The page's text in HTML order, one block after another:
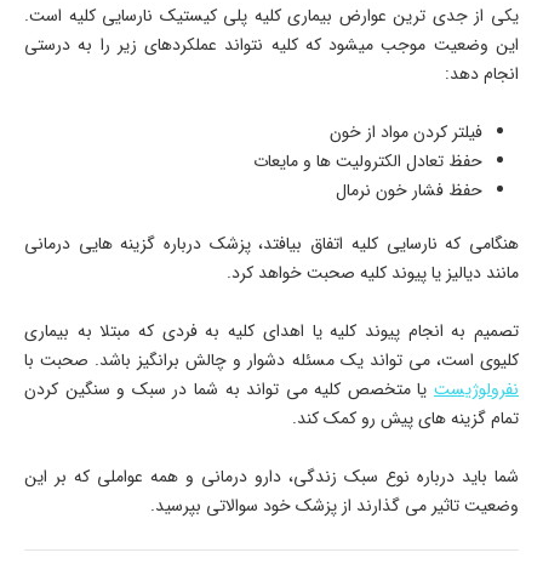
یکی از جدی ترین عوارض بیماری کلیه پلی کیستیک نارسایی کلیه است.
این وضعیت موجب میشود که کلیه نتواند عملکردهای زیر را به درستی
انجام دهد:
فیلتر کردن مواد از خون
حفظ تعادل الکترولیت ها و مایعات
حفظ فشار خون نرمال
هنگامی که نارسایی کلیه اتفاق بیافتد، پزشک درباره گزینه هایی درمانی
مانند دیالیز یا پیوند کلیه صحبت خواهد کرد.
تصمیم به انجام پیوند کلیه یا اهدای کلیه به فردی که مبتلا به بیماری
کلیوی است، می تواند یک مسئله دشوار و چالش برانگیز باشد. صحبت با
نفرولوژیست یا متخصص کلیه می تواند به شما در سبک و سنگین کردن
تمام گزینه های پیش رو کمک کند.
شما باید درباره نوع سبک زندگی، دارو درمانی و همه عواملی که بر این
وضعیت تاثیر می گذارند از پزشک خود سوالاتی بپرسید.